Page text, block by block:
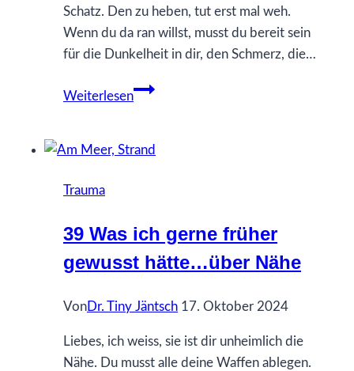
Schatz. Den zu heben, tut erst mal weh.
Wenn du da ran willst, musst du bereit sein
für die Dunkelheit in dir, den Schmerz, die…
Weiterlesen
53
gerne
über
den
Trauma
39 Was ich gerne früher
gewusst hätte…über Nähe
VonDr. Tiny Jäntsch 17. Oktober 2024
Liebes, ich weiss, sie ist dir unheimlich die
Nähe. Du musst alle deine Waffen ablegen.